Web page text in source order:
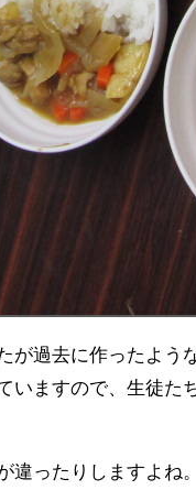
ますので、生徒た
違ったりしますよね